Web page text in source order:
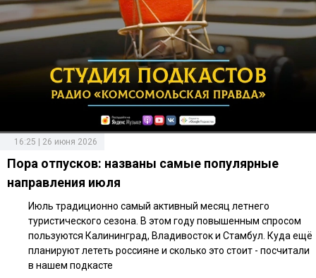
16:25 | 26 июня 2026
Пора отпусков: названы самые популярные
направления июля
Июль традиционно самый активный месяц летнего
туристического сезона. В этом году повышенным спросом
пользуются Калининград, Владивосток и Стамбул. Куда ещё
планируют лететь россияне и сколько это стоит - посчитали
в нашем подкасте